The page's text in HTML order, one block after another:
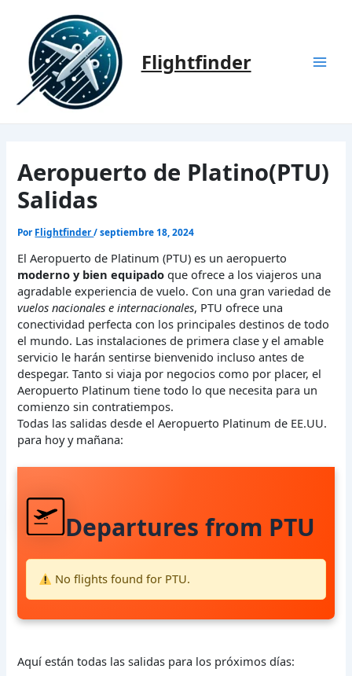
contenido
Flightfinder
Aeropuerto de Platino(PTU)
Salidas
Por Flightfinder/septiembre 18, 2024
El Aeropuerto de Platinum (PTU) es un aeropuerto
moderno y bien equipado que ofrece a los viajeros una
agradable experiencia de vuelo. Con una gran variedad de
vuelos nacionales e internacionales, PTU ofrece una
conectividad perfecta con los principales destinos de todo
el mundo. Las instalaciones de primera clase y el amable
servicio le harán sentirse bienvenido incluso antes de
despegar. Tanto si viaja por negocios como por placer, el
Aeropuerto Platinum tiene todo lo que necesita para un
comienzo sin contratiempos.
Todas las salidas desde el Aeropuerto Platinum de EE.UU.
para hoy y mañana:
Departures from PTU
No flights found for PTU.
Aquí están todas las salidas para los próximos días: